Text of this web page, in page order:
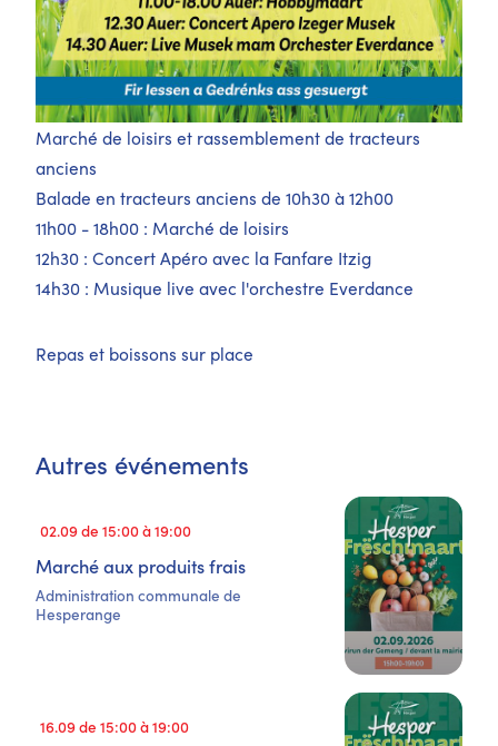
Marché de loisirs et rassemblement de tracteurs
anciens
Balade en tracteurs anciens de 10h30 à 12h00
11h00 - 18h00 : Marché de loisirs
12h30 : Concert Apéro avec la Fanfare Itzig
14h30 : Musique live avec l'orchestre Everdance
Repas et boissons sur place
Autres événements
02.09 de 15:00 à 19:00
Marché aux produits frais
Administration communale de
Hesperange
16.09 de 15:00 à 19:00